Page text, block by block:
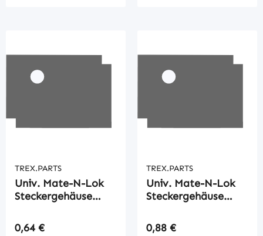
TREX.PARTS
Univ. Mate-N-Lok
Steckergehäuse
Regulärer Preis:
0,64 €
TREX.PARTS
Univ. Mate-N-Lok
Steckergehäuse
Regulärer Preis:
0,88 €